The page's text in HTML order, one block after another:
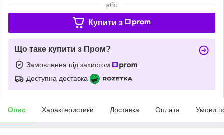
або
Купити з
Що таке купити з Пром?
Замовлення під захистом
Доступна доставка
Опис Характеристики Доставка Оплата Умови